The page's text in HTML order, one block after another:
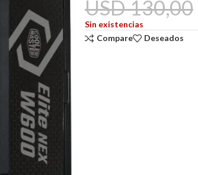
USD130,00
Sin existencias
Compare
Deseados